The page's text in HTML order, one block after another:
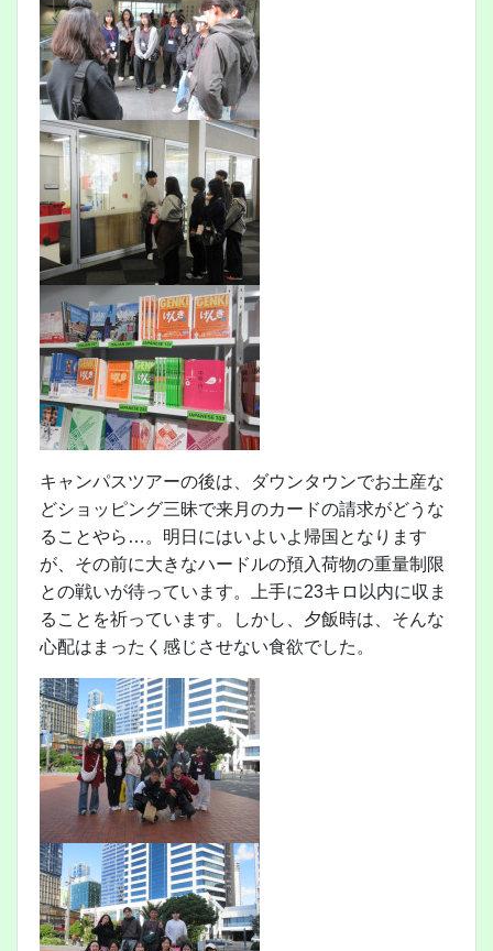
キャンパスツアーの後は、ダウンタウンでお土産な
どショッピング三昧で来月のカードの請求がどうな
ることやら…。明日にはいよいよ帰国となります
が、その前に大きなハードルの預入荷物の重量制限
との戦いが待っています。上手に23キロ以内に収ま
ることを祈っています。しかし、夕飯時は、そんな
心配はまったく感じさせない食欲でした。